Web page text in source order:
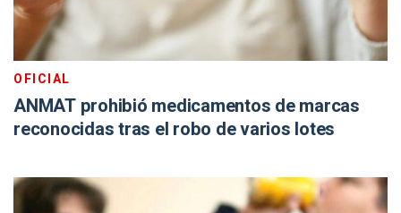
OFICIAL
ANMAT prohibió medicamentos de marcas
reconocidas tras el robo de varios lotes